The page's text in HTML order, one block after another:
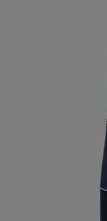
nowość HIT BLUZA